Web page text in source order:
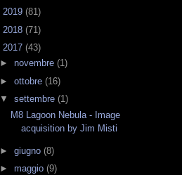
2019 (81)
2018 (71)
2017 (43)
► novembre (1)
► ottobre (16)
▼ settembre (1)
M8 Lagoon Nebula - Image
acquisition by Jim Misti
► giugno (8)
► maggio (9)